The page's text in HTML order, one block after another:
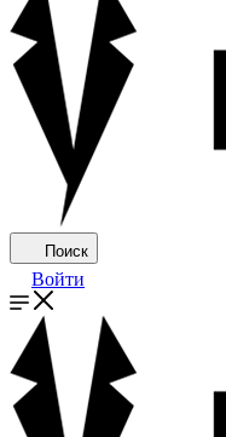
Поиск
Войти